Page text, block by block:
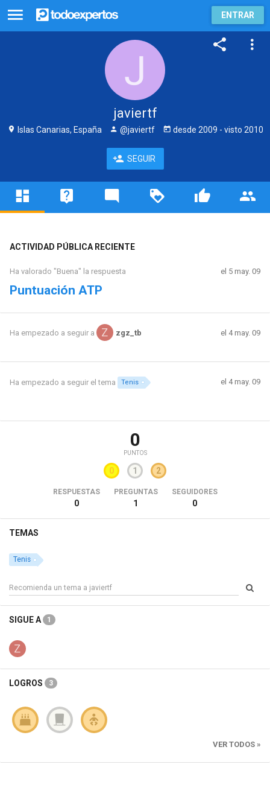
ENTRAR
javiertf
Islas Canarias, España @javiertf desde 2009 - visto 2010
SEGUIR
ACTIVIDAD PÚBLICA RECIENTE
Ha valorado "Buena" la respuesta el 5 may. 09
Puntuación ATP
Ha empezado a seguir a zgz_tb el 4 may. 09
Ha empezado a seguir el tema Tenis el 4 may. 09
0
PUNTOS
0 1 2
RESPUESTAS
0
PREGUNTAS
1
SEGUIDORES
0
TEMAS
Tenis
SIGUE A 1
LOGROS 3
VER TODOS »